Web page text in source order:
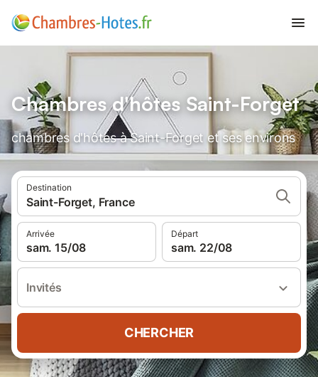
Chambres d'hôtes Saint-Forget
chambres d'hôtes à Saint-Forget et ses environs
Destination
Saint-Forget, France
Arrivée
sam. 15/08
Départ
sam. 22/08
Invités
CHERCHER